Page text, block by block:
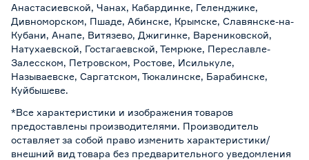
Анастасиевской, Чанах, Кабардинке, Геленджике,
Дивноморском, Пшаде, Абинске, Крымске, Славянске-на-
Кубани, Анапе, Витязево, Джигинке, Варениковской,
Натухаевской, Гостагаевской, Темрюке, Переславле-
Залесском, Петровском, Ростове, Исилькуле,
Называевске, Саргатском, Тюкалинске, Барабинске,
Куйбышеве.
*Все характеристики и изображения товаров
предоставлены производителями. Производитель
оставляет за собой право изменить характеристики/
внешний вид товара без предварительного уведомления